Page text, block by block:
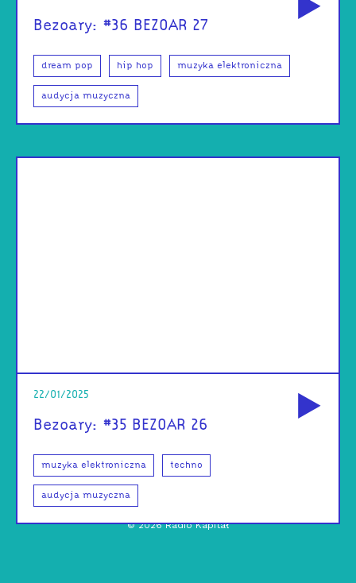
Bezoary: #36 BEZOAR 27
dream pop hip hop muzyka elektroniczna
audycja muzyczna
22/01/2025
Bezoary: #35 BEZOAR 26
muzyka elektroniczna techno
audycja muzyczna
©2026 Radio Kapitał